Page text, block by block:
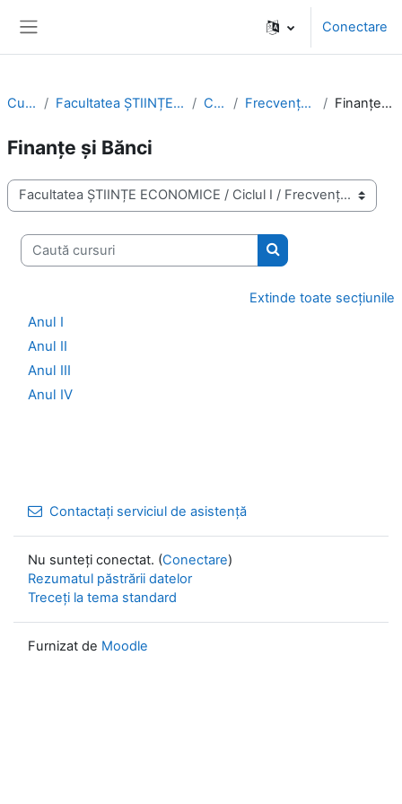
Conectare
Cursuri Facultatea ȘTIINȚE ECONOMICE Ciclul I Frecvența Redusă Finanțe și Bănci
Finanțe și Bănci
Categorii curs
Caută cursuri
Caută cursuri
Extinde toate secțiunile
Anul I
Anul II
Anul III
Anul IV
Contactați serviciul de asistență
Nu sunteți conectat. (Conectare)
Rezumatul păstrării datelor
Treceți la tema standard
Furnizat de Moodle